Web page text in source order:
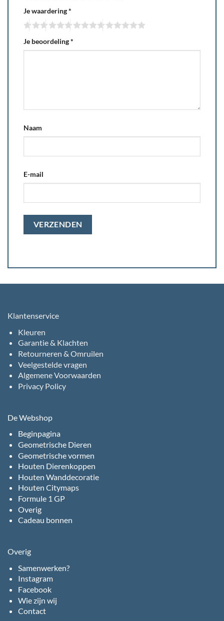
Je waardering*
Je beoordeling*
Naam
E-mail
Klantenservice
Kleuren
Garantie & Klachten
Retourneren & Omruilen
Veelgestelde vragen
Algemene Voorwaarden
Privacy Policy
De Webshop
Beginpagina
Geometrische Dieren
Geometrische vormen
Houten Dierenkoppen
Houten Wanddecoratie
Houten Citymaps
Formule 1 GP
Overig
Cadeau bonnen
Overig
Samenwerken?
Instagram
Facebook
Wie zijn wij
Contact